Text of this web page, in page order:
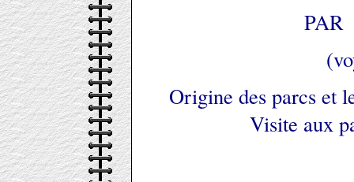
Origine des parcs
Visite aux